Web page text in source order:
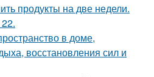
продукты на две недели.
в доме,
восстановления сил и